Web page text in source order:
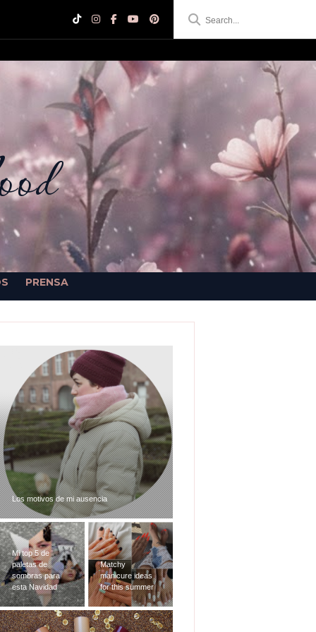
PRENSA
Los motivos de mi ausencia
Mi top 5 de
paletas de
sombras para
esta Navidad
Matchy
manicure ideas
for this summer